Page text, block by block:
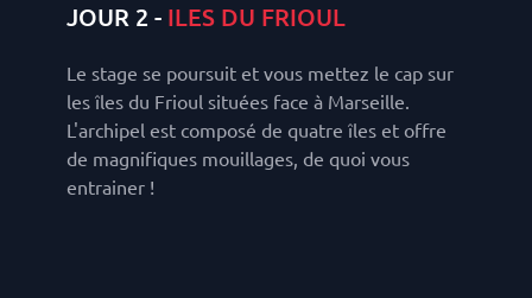
JOUR 2 - ILES DU FRIOUL
Le stage se poursuit et vous mettez le cap sur
les îles du Frioul situées face à Marseille.
L'archipel est composé de quatre îles et offre
de magnifiques mouillages, de quoi vous
entrainer !